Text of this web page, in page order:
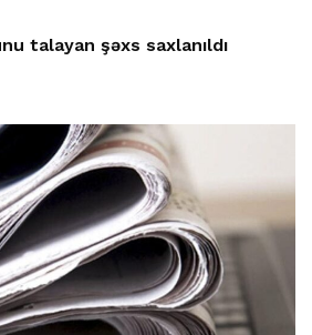
talayan şəxs saxlanıldı